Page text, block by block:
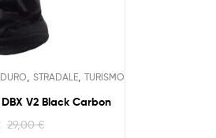
STRADALE TURISMO
V2 Black Carbon
29,00€